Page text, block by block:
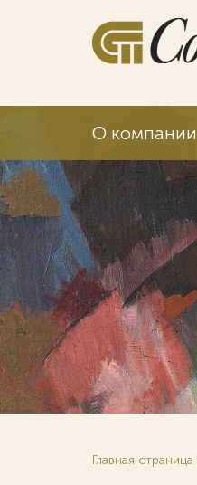
О компании
Главная страница